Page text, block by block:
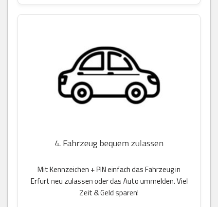
4. Fahrzeug bequem zulassen
Mit Kennzeichen + PIN einfach das Fahrzeug in
Erfurt neu zulassen oder das Auto ummelden. Viel
Zeit & Geld sparen!